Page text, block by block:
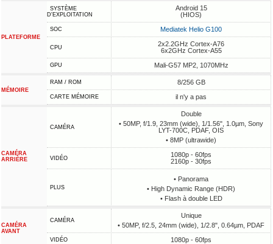
PLATEFORME
SYSTÈME
D'EXPLOITATION
Android 15
(HIOS)
SOC Mediatek Helio G100
CPU
2x2.2GHz Cortex-A76
6x2GHz Cortex-A55
GPU Mali-G57 MP2, 1070MHz
MÉMOIRE
RAM / ROM 8/256 GB
CARTE MÉMOIRE il n'y a pas
CAMÉRA
ARRIÈRE
CAMÉRA
Double
• 50MP, f/1.9, 23mm (wide), 1/1.56", 1.0µm, Sony
LYT-700C, PDAF, OIS
• 8MP (ultrawide)
VIDÉO
1080p - 60fps
2160p - 30fps
PLUS
• Panorama
• High Dynamic Range (HDR)
• Flash à double LED
CAMÉRA
AVANT
CAMÉRA
Unique
• 50MP, f/2.5, 24mm (wide), 1/2.8", 0.64µm, PDAF
VIDÉO 1080p - 60fps